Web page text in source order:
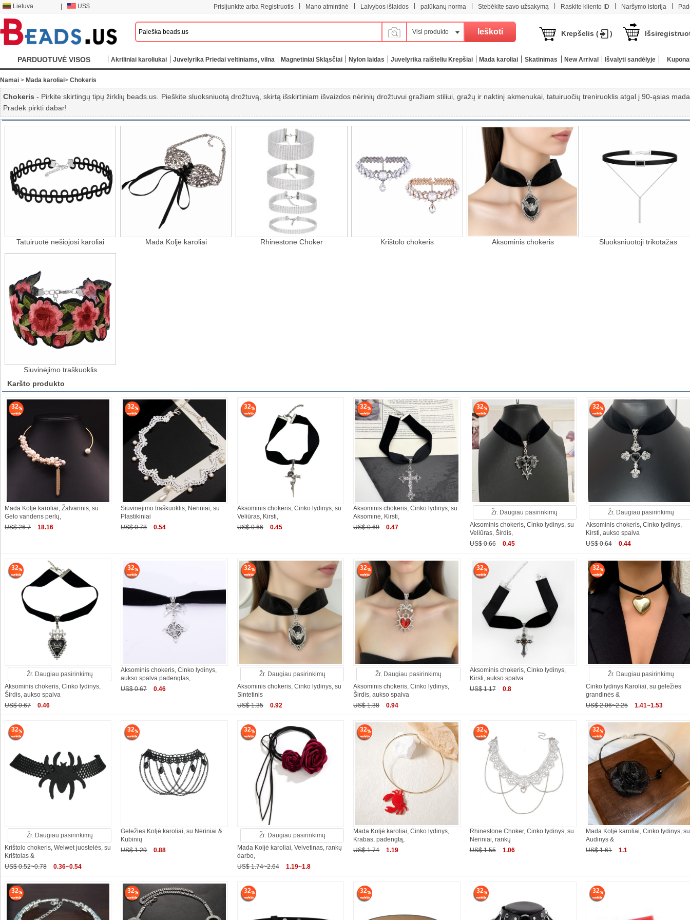
Lietuva US$ Prisijunkite arba Registruotis Mano atmintinė Laivybos išlaidos palūkanų norma Stebėkite savo užsakymą Raskite kliento ID Naršymo istorija
Visi produkto Krepšelis ( )
PARDUOTUVĖ VISOS
KATEGORIJOS
Akriliniai karoliukai Juvelyrika Priedai veltiniams, vilna Magnetiniai Skląsčiai Nylon laidas Juvelyrika raišteliu Krepšiai Mada karoliai Skatinimas New Arrival Išvalyti sandėlyje
Namai > Mada karoliai> Chokeris
Chokeris - Pirkite skirtingų tipų žirklių beads.us. Pieškite sluoksniuotą drožtuvą, skirtą išskirtiniam išvaizdos nėrinių drožtuvui gražiam stiliui, gražų ir naktinį akmenukai, tatuiruočių treniruoklis atgal į 90-ąsias
Pradėk pirkti dabar!
Tatuiruotė nešiojosi karoliai Mada Koljė karoliai Rhinestone Choker Krištolo chokeris Aksominis chokeris Sluoksniuotoji trikotažas
Siuvinėjimo traškuoklis
Karšto produkto
32
Mada Koljė karoliai, Žalvarinis, su
Gėlo vandens perlų,
US$ 26.7
18.16
32
Siuvinėjimo traškuoklis, Nėriniai, su
Plastikiniai
US$ 0.78
0.54
32
Aksominis chokeris, Cinko lydinys, su
Veliūras, Kirsti,
US$ 0.66
0.45
32
Aksominis chokeris, Cinko lydinys, su
Aksominė, Kirsti,
US$ 0.69
0.47
32
Žr. Daugiau pasirinkimų
Aksominis chokeris, Cinko lydinys, su
Veliūras, Širdis,
US$ 0.66
0.45
32
Žr. Daugiau pasirinkimų
Aksominis chokeris, Cinko lydinys,
Kirsti, aukso spalva
US$ 0.64
0.44
32
Žr. Daugiau pasirinkimų
Aksominis chokeris, Cinko lydinys,
Širdis, aukso spalva
US$ 0.67
0.46
32
Aksominis chokeris, Cinko lydinys,
aukso spalva padengtas,
US$ 0.67
0.46
32
Žr. Daugiau pasirinkimų
Aksominis chokeris, Cinko lydinys, su
Sintetinis
US$ 1.35
0.92
32
Žr. Daugiau pasirinkimų
Aksominis chokeris, Cinko lydinys,
Širdis, aukso spalva
US$ 1.38
0.94
32
Aksominis chokeris, Cinko lydinys,
Kirsti, aukso spalva
US$ 1.17
0.8
32
Žr. Daugiau pasirinkimų
Cinko lydinys Karoliai, su geležies
grandinės &
US$ 2.06~2.25
1.41~1.53
32
Žr. Daugiau pasirinkimų
Krištolo chokeris, Welwet juostelės, su
Krištolas &
US$ 0.52~0.78
0.36~0.54
32
Geležies Koljė karoliai, su Nėriniai &
Kubinių
US$ 1.29
0.88
32
Žr. Daugiau pasirinkimų
Mada Koljė karoliai, Velvetinas, rankų
darbo,
US$ 1.74~2.64
1.19~1.8
32
Mada Koljė karoliai, Cinko lydinys,
Krabas, padengtą,
US$ 1.74
1.19
32
Rhinestone Choker, Cinko lydinys, su
Nėriniai, rankų
US$ 1.55
1.06
32
Mada Koljė karoliai, Cinko lydinys, su
Audinys &
US$ 1.61
1.1
32 32 32 32 32 32